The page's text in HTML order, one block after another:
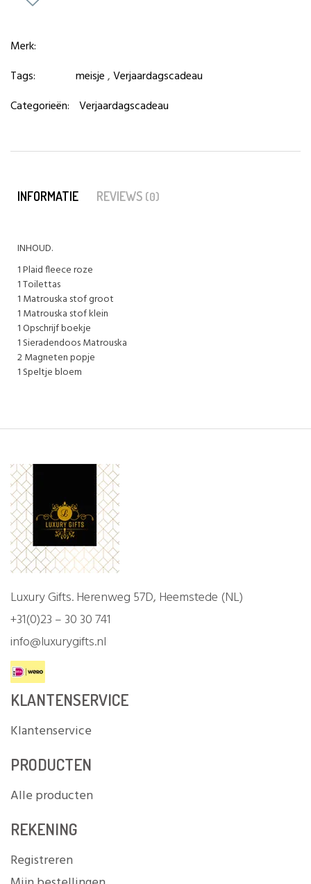
Merk:
Tags:
meisje,Verjaardagscadeau
Categorieën: Verjaardagscadeau
INFORMATIE REVIEWS (0)
INHOUD.
1 Plaid fleece roze
1 Toilettas
1 Matrouska stof groot
1 Matrouska stof klein
1 Opschrijf boekje
1 Sieradendoos Matrouska
2 Magneten popje
1 Speltje bloem
Luxury Gifts. Herenweg 57D, Heemstede (NL)
+31(0)23 – 30 30 741
info@luxurygifts.nl
KLANTENSERVICE
Klantenservice
PRODUCTEN
Alle producten
REKENING
Registreren